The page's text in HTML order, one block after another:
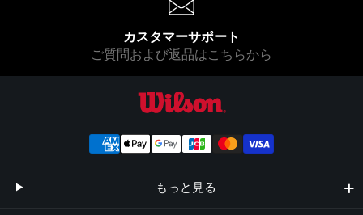
カスタマーサポート
ご質問および返品はこちらから
もっと見る